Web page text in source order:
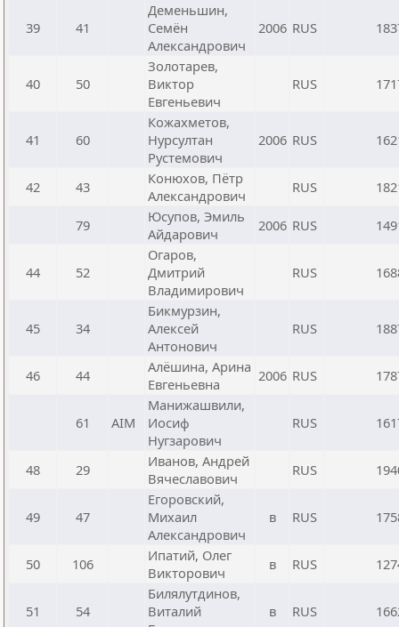
39 41
Деменьшин,
Семён
Александрович
2006 RUS
40 50
Золотарев,
Виктор
Евгеньевич
RUS
41 60
Кожахметов,
Нурсултан
Рустемович
2006 RUS
42 43
Конюхов, Пётр
Александрович
RUS
79
Юсупов, Эмиль
Айдарович
2006 RUS
44 52
Огаров,
Дмитрий
Владимирович
RUS
45 34
Бикмурзин,
Алексей
Антонович
RUS
46 44
Алёшина, Арина
Евгеньевна
2006 RUS
61 AIM
Манижашвили,
Иосиф
Нугзарович
RUS
48 29
Иванов, Андрей
Вячеславович
RUS
49 47
Егоровский,
Михаил
Александрович
в RUS
50 106
Ипатий, Олег
Викторович
в RUS
51 54
Билялутдинов,
Виталий
в RUS